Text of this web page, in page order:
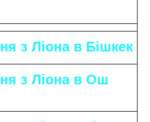
з Ліона в Бішкек
з Ліона в Ош